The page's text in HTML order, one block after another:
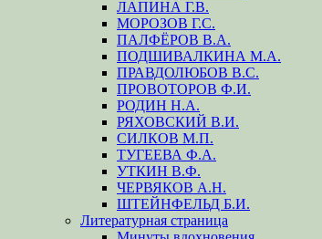
ЛАПИНА Г.В.
МОРОЗОВ Г.С.
ПАЛФЁРОВ В.А.
ПОДШИВАЛКИНА М.А.
ПРАВДОЛЮБОВ В.С.
ПРОВОТОРОВ Ф.И.
РОДИН Н.А.
РЯХОВСКИЙ В.И.
СИЛКОВ М.П.
ТУГЕЕВА Ф.А.
УТКИН В.Ф.
ЧЕРВЯКОВ А.Н.
ШТЕЙНФЕЛЬД Б.И.
Литературная страница